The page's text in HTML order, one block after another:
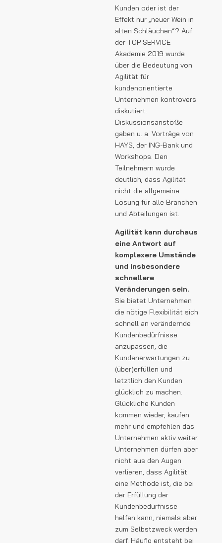
Kunden oder ist der
Effekt nur „neuer Wein in
alten Schläuchen“? Auf
der TOP SERVICE
Akademie 2019 wurde
über die Bedeutung von
Agilität für
kundenorientierte
Unternehmen kontrovers
diskutiert.
Diskussionsanstöße
gaben u. a. Vorträge von
HAYS, der ING-Bank und
Workshops. Den
Teilnehmern wurde
deutlich, dass Agilität
nicht die allgemeine
Lösung für alle Branchen
und Abteilungen ist.
Agilität kann durchaus
eine Antwort auf
komplexere Umstände
und insbesondere
schnellere
Veränderungen sein.
Sie bietet Unternehmen
die nötige Flexibilität sich
schnell an verändernde
Kundenbedürfnisse
anzupassen, die
Kundenerwartungen zu
(über)erfüllen und
letztlich den Kunden
glücklich zu machen.
Glückliche Kunden
kommen wieder, kaufen
mehr und empfehlen das
Unternehmen aktiv weiter.
Unternehmen dürfen aber
nicht aus den Augen
verlieren, dass Agilität
eine Methode ist, die bei
der Erfüllung der
Kundenbedürfnisse
helfen kann, niemals aber
zum Selbstzweck werden
darf. Häufig entsteht bei